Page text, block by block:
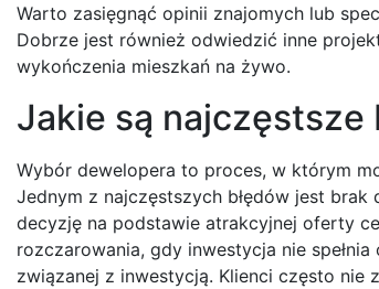
Warto zasięgnąć opinii znajomych lub
Dobrze jest również odwiedzić inne
wykończenia mieszkań na żywo.
Jakie są najczęstsze
Wybór dewelopera to proces, w którym
Jednym z najczęstszych błędów jest
decyzję na podstawie atrakcyjnej oferty
rozczarowania, gdy inwestycja nie
związanej z inwestycją. Klienci często nie